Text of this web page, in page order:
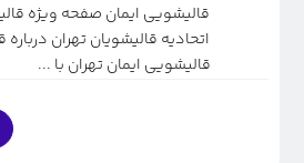
قالیشویی ایمان صفحه ویژه
اتحادیه قالیشویان تهران
قالیشویی ایمان تهران با ...